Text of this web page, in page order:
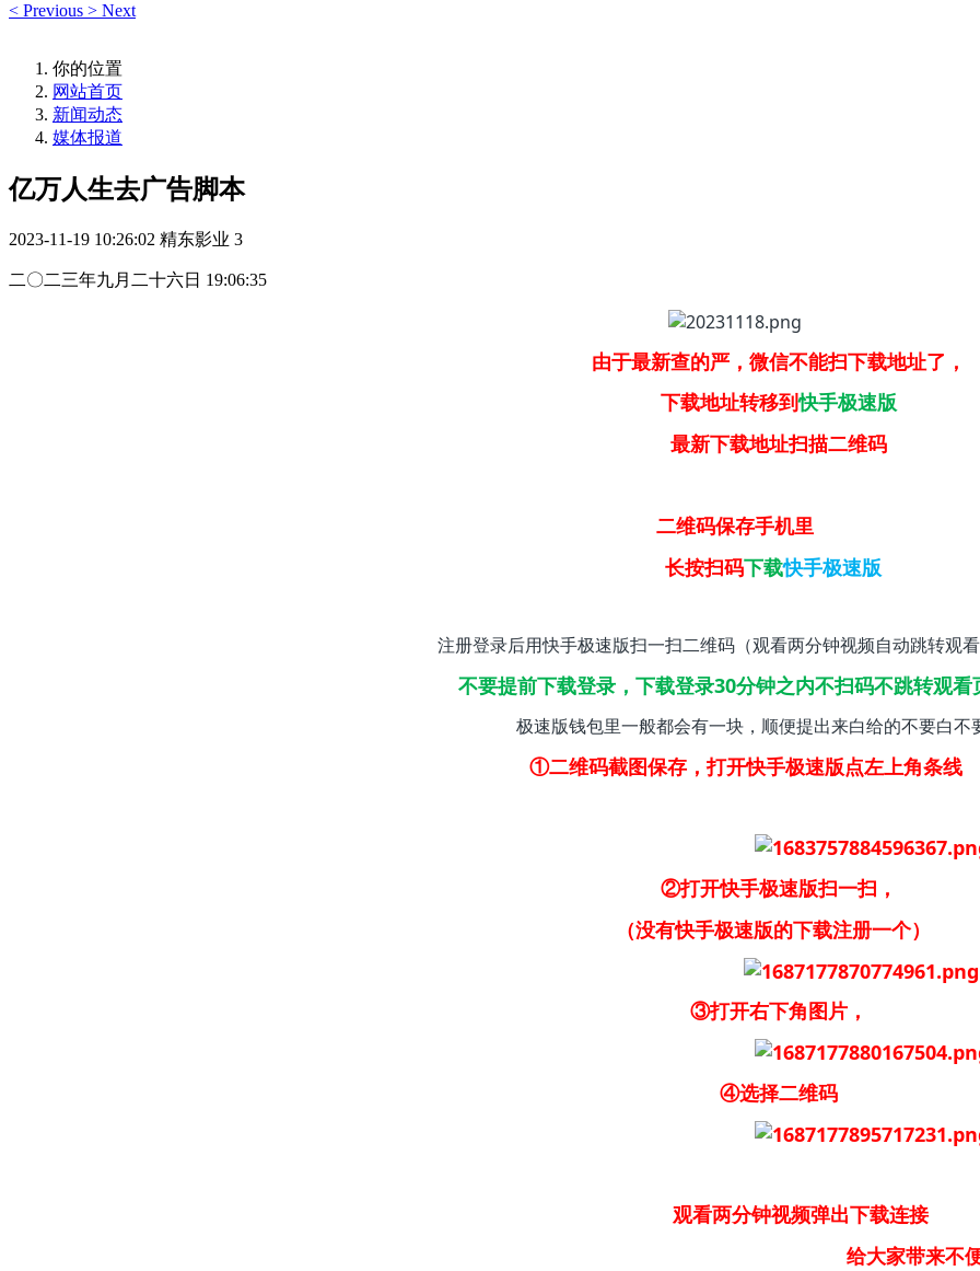
< Previous > Next
你的位置
网站首页
新闻动态
媒体报道
亿万人生去广告脚本
2023-11-19 10:26:02 精东影业 3
二〇二三年九月二十六日 19:06:35
由于最新查的严，微信不能扫下载地址了，
下载地址转移到快手极速版
最新下载地址扫描二维码
二维码保存手机里
长按扫码下载快手极速版
注册登录后用快手极速版扫一扫二维码（观看两分钟视频自动跳转观
不要提前下载登录，下载登录30分钟之内不扫码不跳转观看
极速版钱包里一般都会有一块，顺便提出来白给的不要白不
①二维码截图保存，打开快手极速版点左上角条线
②打开快手极速版扫一扫，
（没有快手极速版的下载注册一个）
③打开右下角图片，
④选择二维码
观看两分钟视频弹出下载连接
给大家带来不便请大家